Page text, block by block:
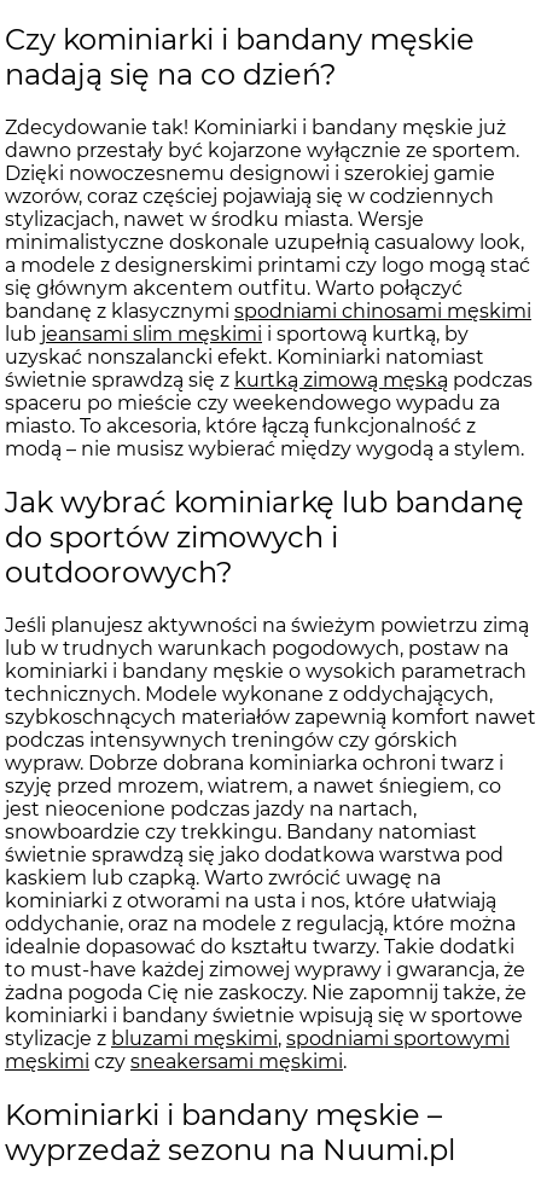
Czy kominiarki i bandany męskie
nadają się na co dzień?
Zdecydowanie tak! Kominiarki i bandany męskie już
dawno przestały być kojarzone wyłącznie ze sportem.
Dzięki nowoczesnemu designowi i szerokiej gamie
wzorów, coraz częściej pojawiają się w codziennych
stylizacjach, nawet w środku miasta. Wersje
minimalistyczne doskonale uzupełnią casualowy look,
a modele z designerskimi printami czy logo mogą stać
się głównym akcentem outfitu. Warto połączyć
bandanę z klasycznymi spodniami chinosami męskimi
lub jeansami slim męskimi i sportową kurtką, by
uzyskać nonszalancki efekt. Kominiarki natomiast
świetnie sprawdzą się z kurtką zimową męską podczas
spaceru po mieście czy weekendowego wypadu za
miasto. To akcesoria, które łączą funkcjonalność z
modą – nie musisz wybierać między wygodą a stylem.
Jak wybrać kominiarkę lub bandanę
do sportów zimowych i
outdoorowych?
Jeśli planujesz aktywności na świeżym powietrzu zimą
lub w trudnych warunkach pogodowych, postaw na
kominiarki i bandany męskie o wysokich parametrach
technicznych. Modele wykonane z oddychających,
szybkoschnących materiałów zapewnią komfort nawet
podczas intensywnych treningów czy górskich
wypraw. Dobrze dobrana kominiarka ochroni twarz i
szyję przed mrozem, wiatrem, a nawet śniegiem, co
jest nieocenione podczas jazdy na nartach,
snowboardzie czy trekkingu. Bandany natomiast
świetnie sprawdzą się jako dodatkowa warstwa pod
kaskiem lub czapką. Warto zwrócić uwagę na
kominiarki z otworami na usta i nos, które ułatwiają
oddychanie, oraz na modele z regulacją, które można
idealnie dopasować do kształtu twarzy. Takie dodatki
to must-have każdej zimowej wyprawy i gwarancja, że
żadna pogoda Cię nie zaskoczy. Nie zapomnij także, że
kominiarki i bandany świetnie wpisują się w sportowe
stylizacje z bluzami męskimi, spodniami sportowymi
męskimi czy sneakersami męskimi.
Kominiarki i bandany męskie –
wyprzedaż sezonu na Nuumi.pl